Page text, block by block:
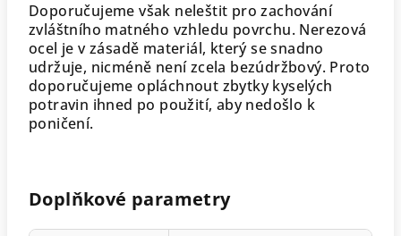
Doporučujeme však neleštit pro zachování
zvláštního matného vzhledu povrchu. Nerezová
ocel je v zásadě materiál, který se snadno
udržuje, nicméně není zcela bezúdržbový. Proto
doporučujeme opláchnout zbytky kyselých
potravin ihned po použití, aby nedošlo k
poničení.
Doplňkové parametry